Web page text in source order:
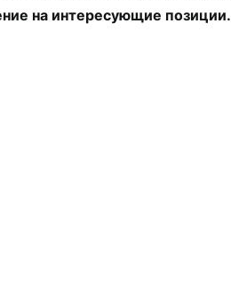
на интересующие позиции.